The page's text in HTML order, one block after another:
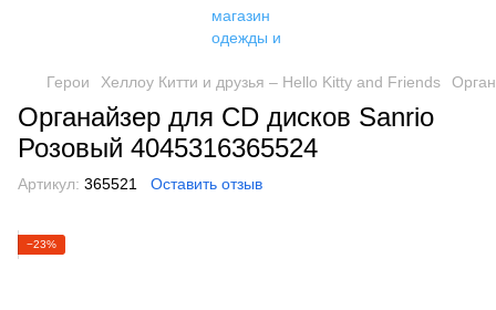
Герои Хеллоу Китти и друзья – Hello Kitty and Friends
Органайзер для CD дисков Sanrio
Розовый 4045316365524
Артикул: 365521 Оставить отзыв
−23%